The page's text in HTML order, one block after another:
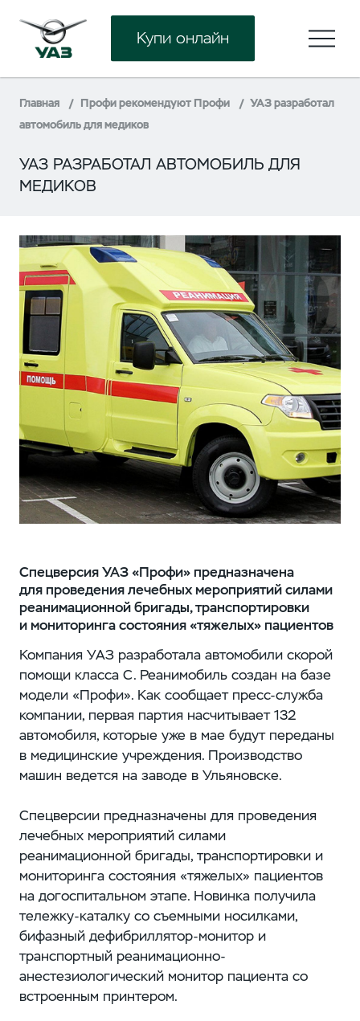
Купи онлайн
Главная Профи рекомендуют Профи
УАЗ разработал
автомобиль для медиков
УАЗ РАЗРАБОТАЛ АВТОМОБИЛЬ ДЛЯ
МЕДИКОВ
Спецверсия УАЗ «Профи» предназначена
для проведения лечебных мероприятий силами
реанимационной бригады, транспортировки
и мониторинга состояния «тяжелых» пациентов
Компания УАЗ разработала автомобили скорой
помощи класса С. Реанимобиль создан на базе
модели «Профи». Как сообщает пресс-служба
компании, первая партия насчитывает 132
автомобиля, которые уже в мае будут переданы
в медицинские учреждения. Производство
машин ведется на заводе в Ульяновске.
Спецверсии предназначены для проведения
лечебных мероприятий силами
реанимационной бригады, транспортировки и
мониторинга состояния «тяжелых» пациентов
на догоспитальном этапе. Новинка получила
тележку-каталку со съемными носилками,
бифазный дефибриллятор-монитор и
транспортный реанимационно-
анестезиологический монитор пациента со
встроенным принтером.